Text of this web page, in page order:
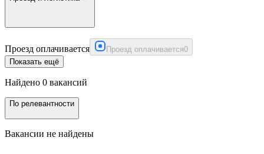
Проезд оплачивается Проезд оплачивается0
Показать ещё
Найдено 0 вакансий
По релевантности
Вакансии не найдены